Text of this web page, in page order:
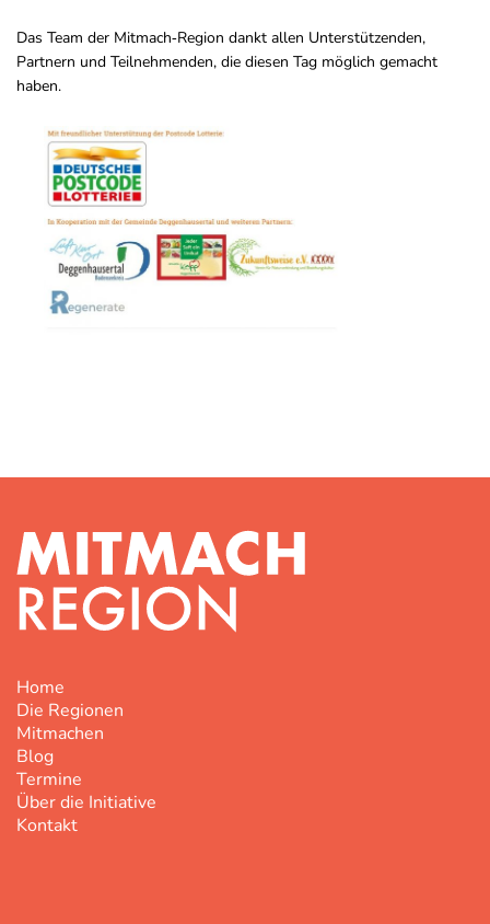
Das Team der Mitmach‑Region dankt allen Unterstützenden,
Partnern und Teilnehmenden, die diesen Tag möglich gemacht
haben.
Home
Die Regionen
Mitmachen
Blog
Termine
Über die Initiative
Kontakt